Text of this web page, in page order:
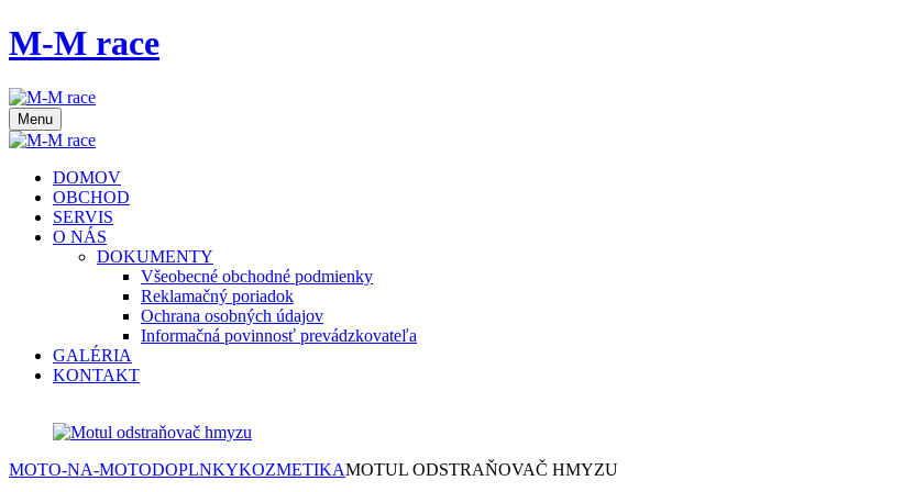
M-M race
Menu
DOMOV
OBCHOD
SERVIS
O NÁS
DOKUMENTY
Všeobecné obchodné podmienky
Reklamačný poriadok
Ochrana osobných údajov
Informačná povinnosť prevádzkovateľa
GALÉRIA
KONTAKT
MOTO-NA-MOTODOPLNKYKOZMETIKAMOTUL ODSTRAŇOVAČ HMYZU